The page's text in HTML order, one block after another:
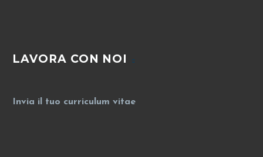
LAVORA CON NOI
Invia il tuo curriculum vitae